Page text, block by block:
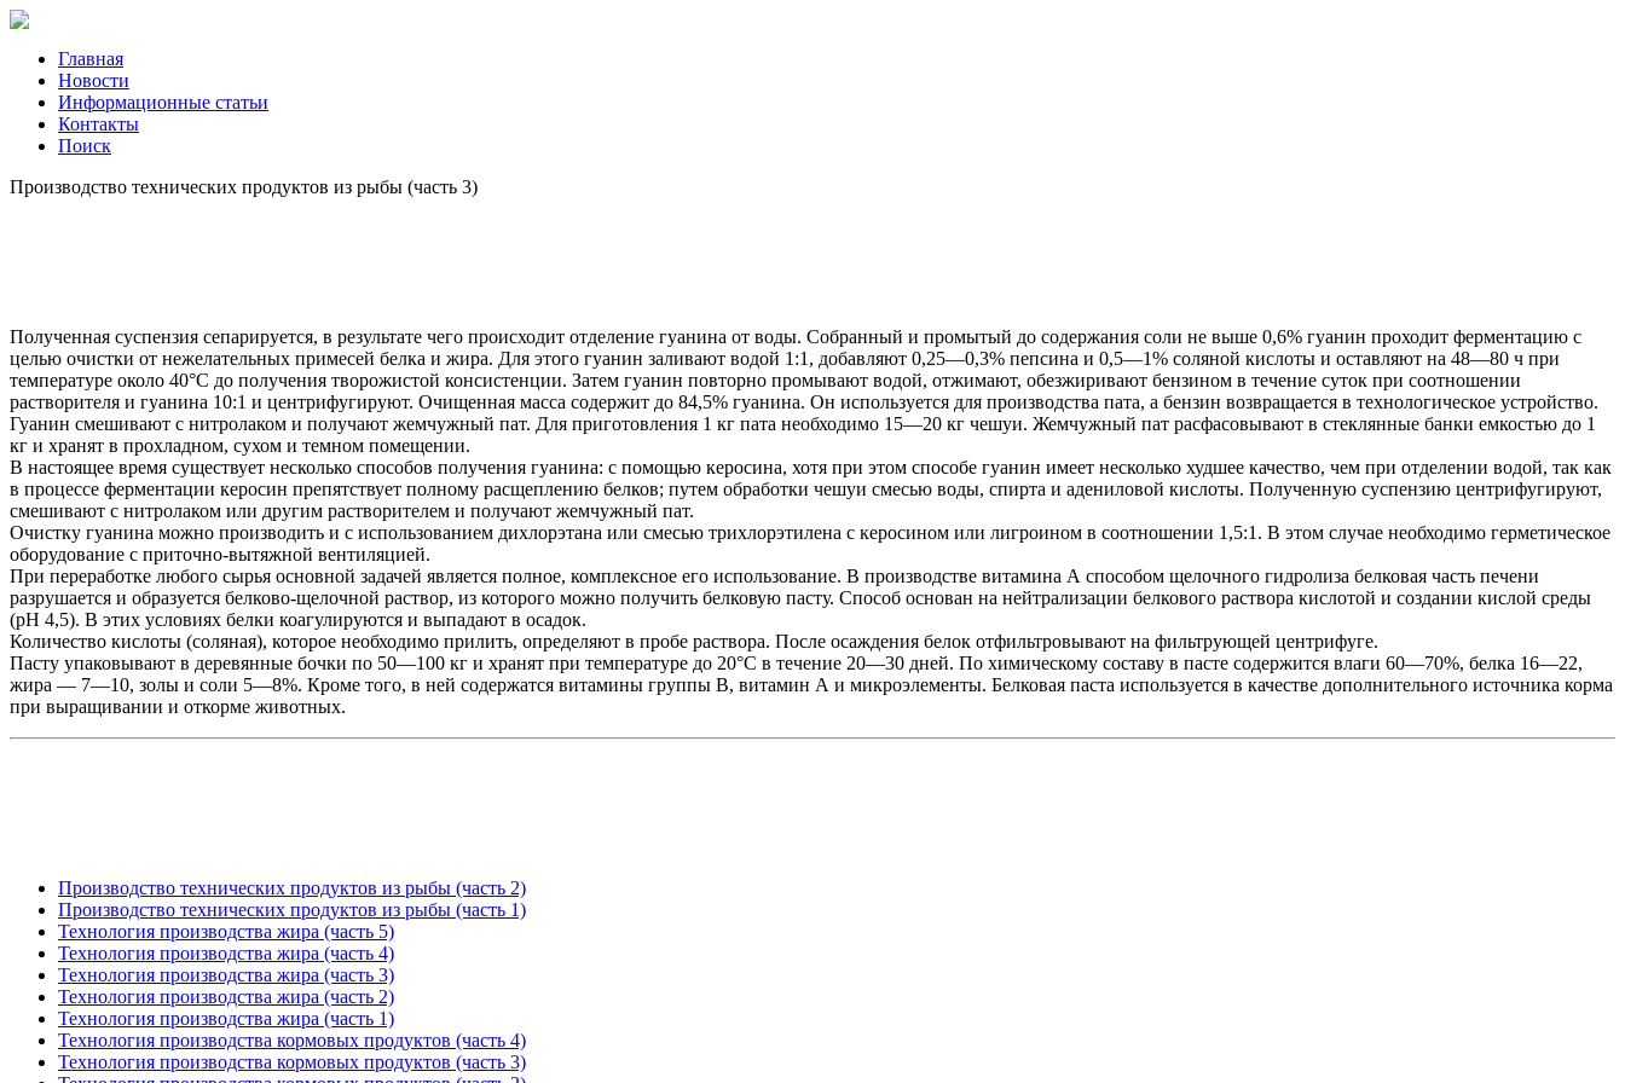
Главная
Новости
Информационные статьи
Контакты
Поиск
Производство технических продуктов из рыбы (часть 3)
Полученная суспензия сепарируется, в результате чего происходит отделение гуанина от воды. Собранный и промытый до содержания соли не выше 0,6% гуанин проходит ферментацию с
целью очистки от нежелательных примесей белка и жира. Для этого гуанин заливают водой 1:1, добавляют 0,25—0,3% пепсина и 0,5—1% соляной кислоты и оставляют на 48—80 ч при
температуре около 40°С до получения творожистой консистенции. Затем гуанин повторно промывают водой, отжимают, обезжиривают бензином в течение суток при соотношении
растворителя и гуанина 10:1 и центрифугируют. Очищенная масса содержит до 84,5% гуанина. Он используется для производства пата, а бензин возвращается в технологическое устройство.
Гуанин смешивают с нитролаком и получают жемчужный пат. Для приготовления 1 кг пата необходимо 15—20 кг чешуи. Жемчужный пат расфасовывают в стеклянные банки емкостью до 1
кг и хранят в прохладном, сухом и темном помещении.
В настоящее время существует несколько способов получения гуанина: с помощью керосина, хотя при этом способе гуанин имеет несколько худшее качество, чем при отделении водой, так как
в процессе ферментации керосин препятствует полному расщеплению белков; путем обработки чешуи смесью воды, спирта и адениловой кислоты. Полученную суспензию центрифугируют,
смешивают с нитролаком или другим растворителем и получают жемчужный пат.
Очистку гуанина можно производить и с использованием дихлорэтана или смесью трихлорэтилена с керосином или лигроином в соотношении 1,5:1. В этом случае необходимо герметическое
оборудование с приточно-вытяжной вентиляцией.
При переработке любого сырья основной задачей является полное, комплексное его использование. В производстве витамина А способом щелочного гидролиза белковая часть печени
разрушается и образуется белково-щелочной раствор, из которого можно получить белковую пасту. Способ основан на нейтрализации белкового раствора кислотой и создании кислой среды
(pH 4,5). В этих условиях белки коагулируются и выпадают в осадок.
Количество кислоты (соляная), которое необходимо прилить, определяют в пробе раствора. После осаждения белок отфильтровывают на фильтрующей центрифуге.
Пасту упаковывают в деревянные бочки по 50—100 кг и хранят при температуре до 20°С в течение 20—30 дней. По химическому составу в пасте содержится влаги 60—70%, белка 16—22,
жира — 7—10, золы и соли 5—8%. Кроме того, в ней содержатся витамины группы В, витамин А и микроэлементы. Белковая паста используется в качестве дополнительного источника корма
при выращивании и откорме животных.
Производство технических продуктов из рыбы (часть 2)
Производство технических продуктов из рыбы (часть 1)
Технология производства жира (часть 5)
Технология производства жира (часть 4)
Технология производства жира (часть 3)
Технология производства жира (часть 2)
Технология производства жира (часть 1)
Технология производства кормовых продуктов (часть 4)
Технология производства кормовых продуктов (часть 3)